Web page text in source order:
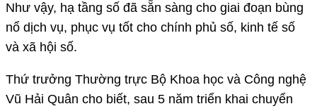
Như vậy, hạ tầng số đã sẵn sàng cho giai đoạn bùng
nổ dịch vụ, phục vụ tốt cho chính phủ số, kinh tế số
và xã hội số.
Thứ trưởng Thường trực Bộ Khoa học và Công nghệ
Vũ Hải Quân cho biết, sau 5 năm triển khai chuyển